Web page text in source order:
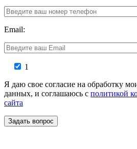
Email:
1
Я даю свое согласие на обработку
данных, и соглашаюсь с политикой
сайта
Задать вопрос